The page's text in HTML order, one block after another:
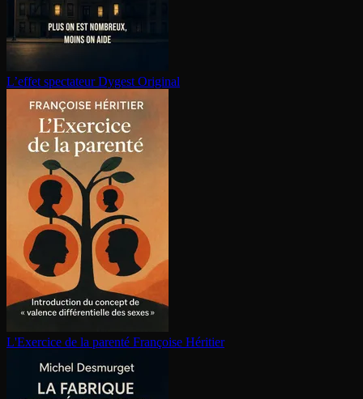
L’effet spectateur Dygest Original
L'Exercice de la parenté Françoise Héritier